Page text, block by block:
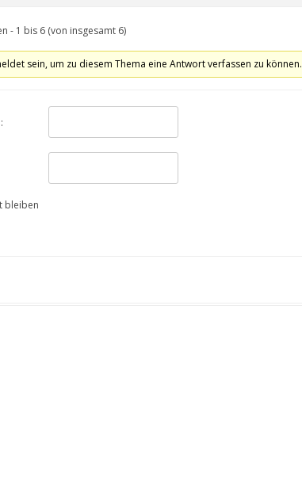
- 1 bis 6 (von insgesamt 6)
sein, um zu diesem Thema eine Antwort verfassen zu können.
bleiben